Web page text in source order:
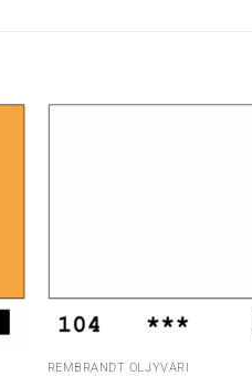
REMBRANDT ÖLJYVÄRI